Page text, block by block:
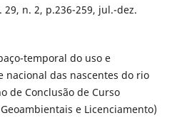
29, n. 2, p.236-259, jul.-dez.
temporal do uso e
das nascentes do rio
de Conclusão de Curso
e Licenciamento)